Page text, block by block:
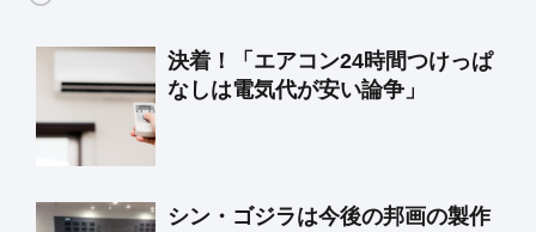
決着！「エアコン24時間つけっぱ
なしは電気代が安い論争」
シン・ゴジラは今後の邦画の製作